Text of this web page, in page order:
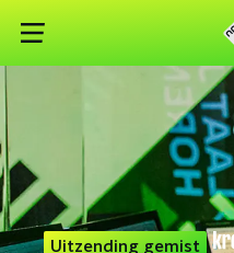
Uitzending gemist